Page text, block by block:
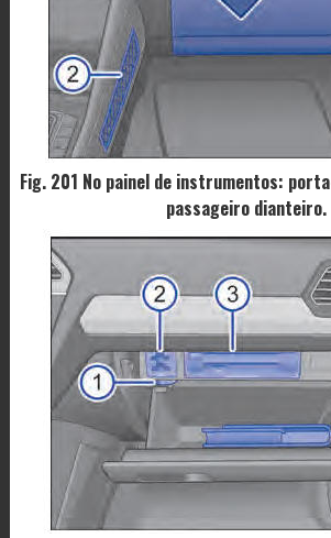
Fig. 201 No painel de instrumentos:
passageiro dianteiro.